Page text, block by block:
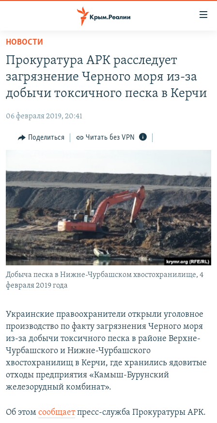
Вернуться
основному
содержанию
Вернутся
главной
навигации
Вернутся
СПЕЦПРОЕКТЫ
ГРУЗ 200
11 ЛЕТ ОККУПАЦИИ КРЫМА. 11 ИСТОРИЙ СОПРОТИВЛЕНИЯ
ВОДА
ЕЩЕ
ИНТЕРАКТИВ
ТЕЛЕПРОЕКТ КРЫМ.РЕАЛИИ
СОВЕТЫ ПРАВОЗАЩИТНИКОВ
ПРОПАВШИЕ БЕЗ ВЕСТИ
ПОБЕДИТЕЛЕЙ НЕ СУДЯТ?
КРЫМ.НЕПОКОРЕННЫЙ
ELIFBE
УКРАИНСКАЯ ПРОБЛЕМА КРЫМА
РАДІО СВОБОДА
Українською
Qırımtatar
ПРИСОЕДИНЯЙТЕСЬ!
Все сайты RFE/RL
НОВОСТИ
Прокуратура АРК расследует
загрязнение Черного моря из-за
добычи токсичного песка в Керчи
06 февраля 2019, 20:41
Поделиться Читать без VPN
Добыча песка в Нижне-Чурбашском хвостохранилище, 4
февраля 2019 года
Украинские правоохранители открыли уголовное
производство по факту загрязнения Черного моря
из-за добычи токсичного песка в районе Верхне-
Чурбашского и Нижне-Чурбашского
хвостохранилищ в Керчи, где хранились ядовитые
отходы предприятия «Камыш-Бурунский
железорудный комбинат».
Об этом сообщаетпресс-служба Прокуратуры АРК.